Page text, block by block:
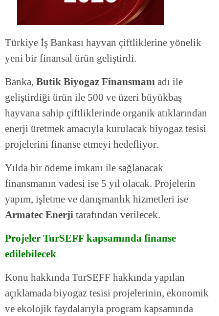
Türkiye İş Bankası hayvan çiftliklerine yönelik
yeni bir finansal ürün geliştirdi.
Banka, Butik Biyogaz Finansmanı adı ile
geliştirdiği ürün ile 500 ve üzeri büyükbaş
hayvana sahip çiftliklerinde organik atıklarından
enerji üretmek amacıyla kurulacak biyogaz tesisi
projelerini finanse etmeyi hedefliyor.
Yılda bir ödeme imkanı ile sağlanacak
finansmanın vadesi ise 5 yıl olacak. Projelerin
yapım, işletme ve danışmanlık hizmetleri ise
Armatec Enerji tarafından verilecek.
Projeler TurSEFF kapsamında finanse
edilebilecek
Konu hakkında TurSEFF hakkında yapılan
açıklamada biyogaz tesisi projelerinin, ekonomik
ve ekolojik faydalarıyla program kapsamında